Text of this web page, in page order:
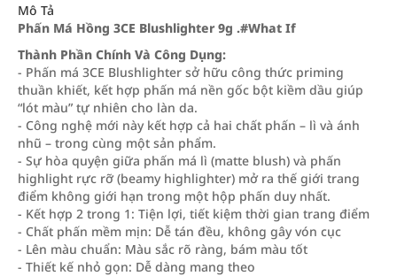
Mô Tả
Phấn Má Hồng 3CE Blushlighter 9g .#What If
Thành Phần Chính Và Công Dụng:
- Phấn má 3CE Blushlighter sở hữu công thức priming
thuần khiết, kết hợp phấn má nền gốc bột kiềm dầu giúp
“lót màu” tự nhiên cho làn da.
- Công nghệ mới này kết hợp cả hai chất phấn – lì và ánh
nhũ – trong cùng một sản phẩm.
- Sự hòa quyện giữa phấn má lì (matte blush) và phấn
highlight rực rỡ (beamy highlighter) mở ra thế giới trang
điểm không giới hạn trong một hộp phấn duy nhất.
- Kết hợp 2 trong 1: Tiện lợi, tiết kiệm thời gian trang điểm
- Chất phấn mềm mịn: Dễ tán đều, không gây vón cục
- Lên màu chuẩn: Màu sắc rõ ràng, bám màu tốt
- Thiết kế nhỏ gọn: Dễ dàng mang theo